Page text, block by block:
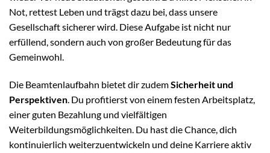
Not, rettest Leben und trägst dazu bei, dass unsere
Gesellschaft sicherer wird. Diese Aufgabe ist nicht nur
erfüllend, sondern auch von großer Bedeutung für das
Gemeinwohl.
Die Beamtenlaufbahn bietet dir zudemSicherheit und
Perspektiven. Du profitierst von einem festen Arbeitsplatz,
einer guten Bezahlung und vielfältigen
Weiterbildungsmöglichkeiten. Du hast die Chance, dich
kontinuierlich weiterzuentwickeln und deine Karriere aktiv